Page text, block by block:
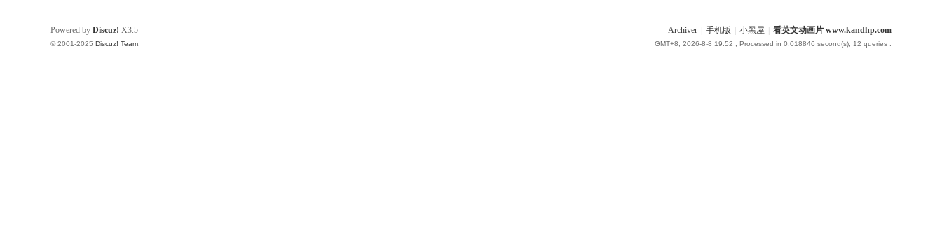
Archiver 手机版 小黑屋 看英文动画片 www.kandhp.com
GMT+8, 2026-8-8 19:52 , Processed in 0.018846 second(s), 12 queries .
Powered by Discuz! X3.5
© 2001-2025 Discuz! Team